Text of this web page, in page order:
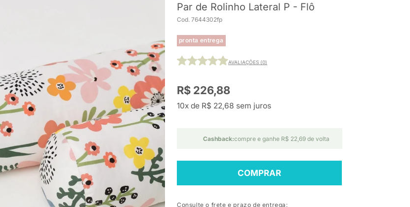
Par de Rolinho Lateral P - Flô
Cod. 7644302fp
pronta entrega
AVALIAÇÕES (0)
R$ 226,88
10x de R$ 22,68 sem juros
Cashback:compre e ganhe R$ 22,69 de volta
COMPRAR
Consulte o frete e prazo de entrega: